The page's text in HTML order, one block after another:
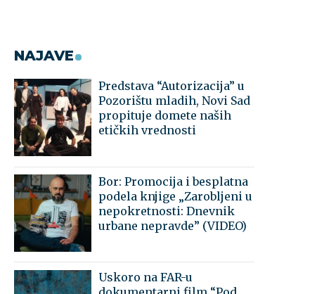
NAJAVE
Predstava “Autorizacija” u
Pozorištu mladih, Novi Sad
propituje domete naših
etičkih vrednosti
Bor: Promocija i besplatna
podela knjige „Zarobljeni u
nepokretnosti: Dnevnik
urbane nepravde” (VIDEO)
Uskoro na FAR-u